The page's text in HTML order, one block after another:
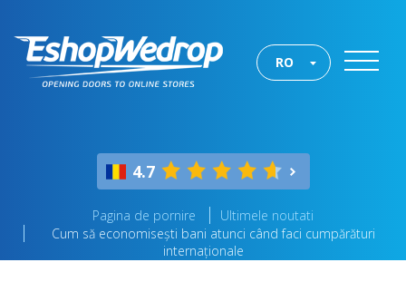
RO
4.7
Pagina de pornire
Ultimele noutati
Cum să economisești bani atunci când faci cumpărături
internaționale